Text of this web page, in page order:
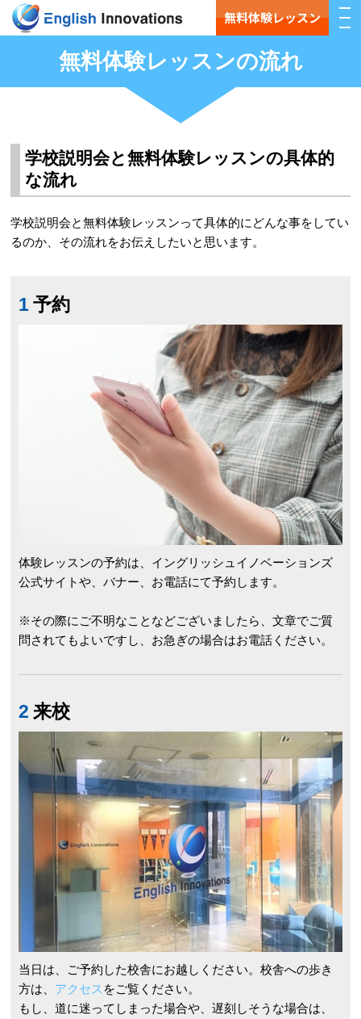
無料体験レッスン
無料体験レッスンの流れ
学校説明会と無料体験レッスンの具体的
な流れ
学校説明会と無料体験レッスンって具体的にどんな事をしてい
るのか、その流れをお伝えしたいと思います。
1 予約
体験レッスンの予約は、イングリッシュイノベーションズ
公式サイトや、バナー、お電話にて予約します。
※その際にご不明なことなどございましたら、文章でご質
問されてもよいですし、お急ぎの場合はお電話ください。
2 来校
当日は、ご予約した校舎にお越しください。校舎への歩き
方は、 アクセス をご覧ください。
もし、道に迷ってしまった場合や、遅刻しそうな場合は、